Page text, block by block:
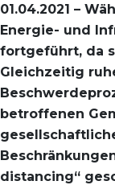
01.04.2021 –
Energie- und
fortgeführt, da
Gleichzeitig
betroffenen
distancing“